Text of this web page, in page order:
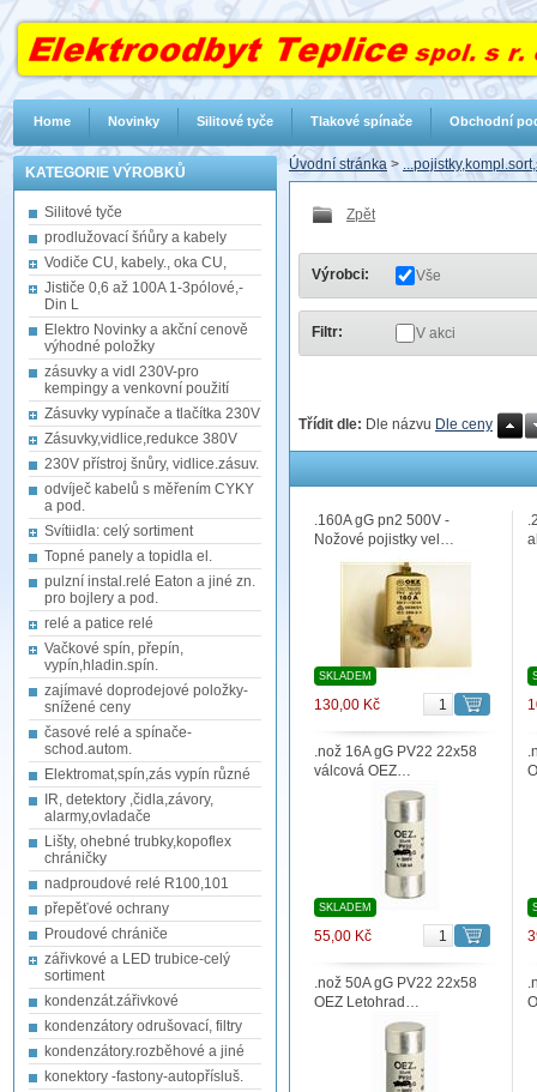
KATEGORIE VÝROBKŮ
Silitové tyče
prodlužovací šńůry a kabely
Vodiče CU, kabely., oka CU,
Jističe 0,6 až 100A 1-3pólové,-
Din L
Elektro Novinky a akční cenově
výhodné položky
zásuvky a vidl 230V-pro
kempingy a venkovní použití
Zásuvky vypínače a tlačítka 230V
Zásuvky,vidlice,redukce 380V
230V přístroj šnůry, vidlice.zásuv.
odvíječ kabelů s měřením CYKY
a pod.
Svítiidla: celý sortiment
Topné panely a topidla el.
pulzní instal.relé Eaton a jiné zn.
pro bojlery a pod.
relé a patice relé
Vačkové spín, přepín,
vypín,hladin.spín.
zajímavé doprodejové položky-
snížené ceny
časové relé a spínače-
schod.autom.
Elektromat,spín,zás vypín různé
IR, detektory ,čidla,závory,
alarmy,ovladače
Lišty, ohebné trubky,kopoflex
chráničky
nadproudové relé R100,101
přepěťové ochrany
Proudové chrániče
zářivkové a LED trubice-celý
sortiment
kondenzát.zářivkové
kondenzátory odrušovací, filtry
kondenzátory.rozběhové a jiné
konektory -fastony-autopřísluš.
Úvodní stránka >
Zpět
Výrobci: Vše
Filtr: V akci
Třídit dle: Dle názvu Dle ceny
.160A gG pn2 500V -
Nožové pojistky vel…
SKLADEM
130,00 Kč
.nož 16A gG PV22 22x58
válcová OEZ…
SKLADEM
55,00 Kč
.nož 50A gG PV22 22x58
OEZ Letohrad…
Home Novinky Silitové tyče Tlakové spínače Obchodní